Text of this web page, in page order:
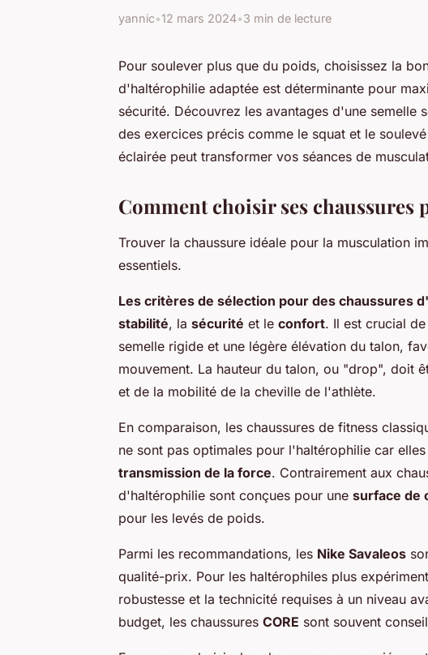
yannic•12 mars 2024•3 min de lecture
Pour soulever plus que du poids, choisissez la
d'haltérophilie adaptée est déterminante pour
sécurité. Découvrez les avantages d'une
des exercices précis comme le squat et le
éclairée peut transformer vos séances de
Comment choisir ses chaussures
Trouver la chaussure idéale pour la musculation
essentiels.
Les critères de sélection pour des chaussures
stabilité, la sécurité et le confort. Il est crucial
semelle rigide et une légère élévation du talon,
mouvement. La hauteur du talon, ou "drop", doit
et de la mobilité de la cheville de l'athlète.
En comparaison, les chaussures de fitness
ne sont pas optimales pour l'haltérophilie car
transmission de la force. Contrairement aux
d'haltérophilie sont conçues pour une surface de
pour les levés de poids.
Parmi les recommandations, les Nike Savaleos
qualité-prix. Pour les haltérophiles plus
robustesse et la technicité requises à un niveau
budget, les chaussures CORE sont souvent